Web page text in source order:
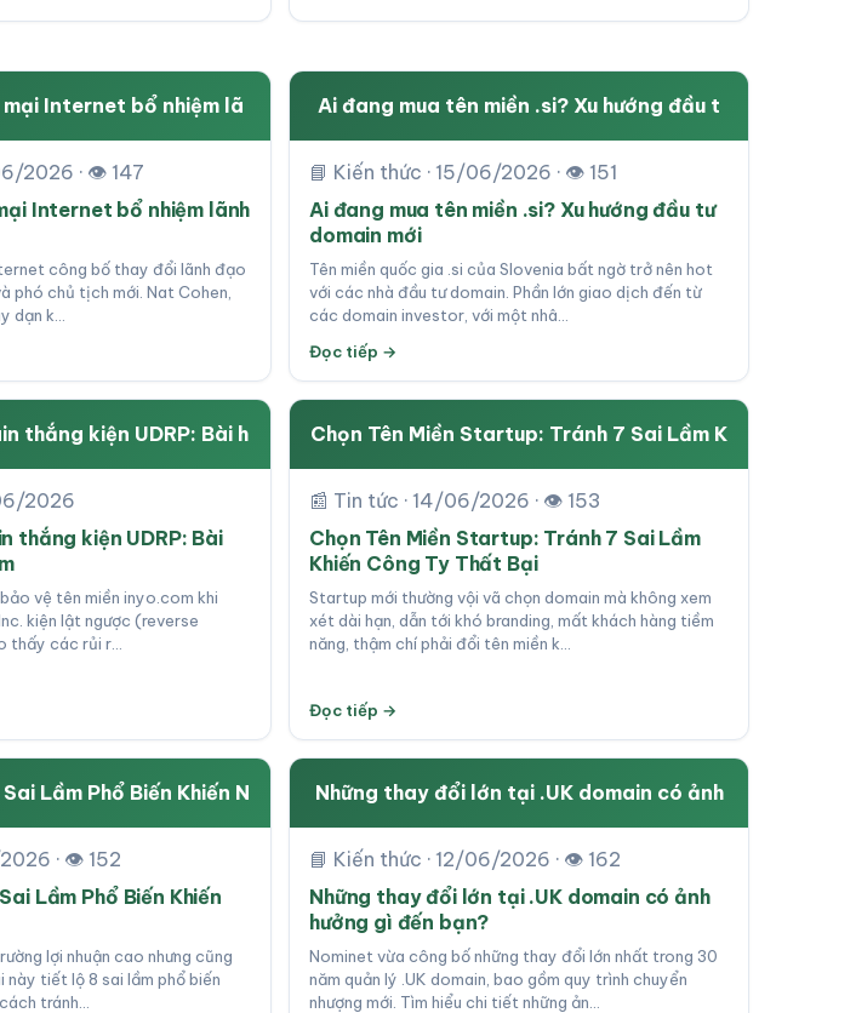
Internet bổ nhiệm lã
2026 · 👁 147
Internet bổ nhiệm lãnh
công bố thay đổi lãnh đạo
phó chủ tịch mới. Nat Cohen,
dạn k…
Ai đang mua tên miền .si? Xu hướng đầu t
📘 Kiến thức · 15/06/2026 · 👁 151
Ai đang mua tên miền .si? Xu hướng đầu tư
domain mới
Tên miền quốc gia .si của Slovenia bất ngờ trở nên hot
với các nhà đầu tư domain. Phần lớn giao dịch đến từ
các domain investor, với một nhâ…
Đọc tiếp →
thắng kiện UDRP: Bài h
2026
thắng kiện UDRP: Bài
vệ tên miền inyo.com khi
kiện lật ngược (reverse
thấy các rủi r…
Chọn Tên Miền Startup: Tránh 7 Sai Lầm K
📰 Tin tức · 14/06/2026 · 👁 153
Chọn Tên Miền Startup: Tránh 7 Sai Lầm
Khiến Công Ty Thất Bại
Startup mới thường vội vã chọn domain mà không xem
xét dài hạn, dẫn tới khó branding, mất khách hàng tiềm
năng, thậm chí phải đổi tên miền k…
Đọc tiếp →
Lầm Phổ Biến Khiến N
· 👁 152
Lầm Phổ Biến Khiến
lợi nhuận cao nhưng cũng
này tiết lộ 8 sai lầm phổ biến
tránh…
Những thay đổi lớn tại .UK domain có ảnh
📘 Kiến thức · 12/06/2026 · 👁 162
Những thay đổi lớn tại .UK domain có ảnh
hưởng gì đến bạn?
Nominet vừa công bố những thay đổi lớn nhất trong 30
năm quản lý .UK domain, bao gồm quy trình chuyển
nhượng mới. Tìm hiểu chi tiết những ản…